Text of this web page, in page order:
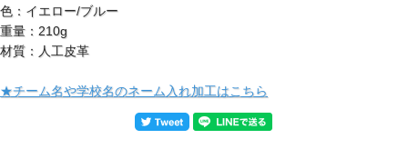
色：イエロー/ブルー
重量：210g
材質：人工皮革
★チーム名や学校名のネーム入れ加工はこちら